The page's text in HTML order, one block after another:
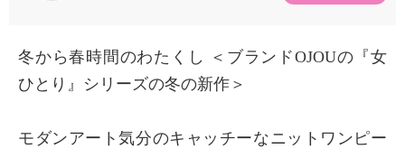
冬から春時間のわたくし ＜ブランドOJOUの『女
ひとり』シリーズの冬の新作＞
モダンアート気分のキャッチーなニットワンピー